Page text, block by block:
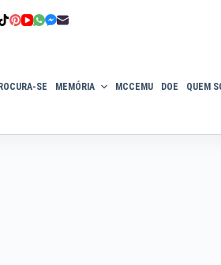
SE MEMÓRIA MCCEMU DOE QUEM